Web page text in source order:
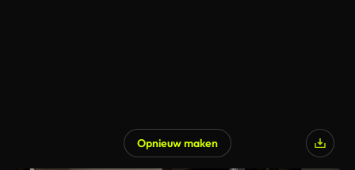
Opnieuw maken